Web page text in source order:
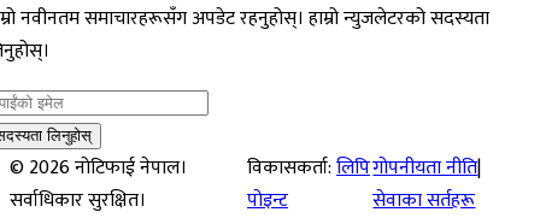
नवीनतम समाचारहरूसँग अपडेट रहनुहोस्। हाम्रो न्युजलेटरको सदस्यता
लिनुहोस्
©2026नोटिफाई नेपाल।
सर्वाधिकार सुरक्षित।
विकासकर्ता:लिपि
पोइन्ट
गोपनीयता नीति|
सेवाका सर्तहरू